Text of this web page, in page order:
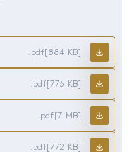
.pdf [884 KB]
.pdf [776 KB]
.pdf [7 MB]
.pdf [772 KB]